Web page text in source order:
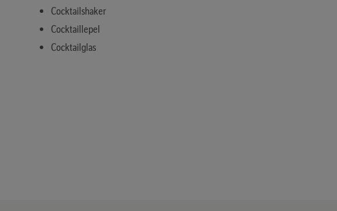
Cocktailshaker
Cocktaillepel
Cocktailglas